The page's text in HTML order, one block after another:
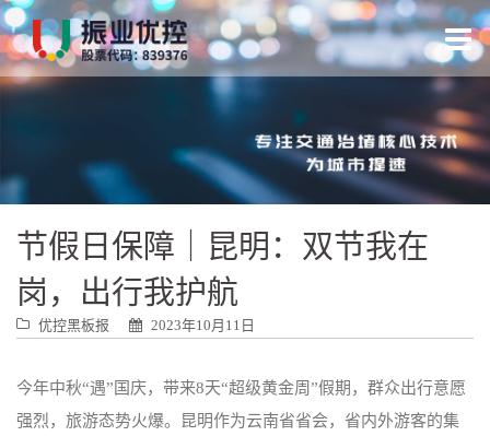
跳
转
到
内
节假日保障｜昆明：双节我在
岗，出行我护航
优控黑板报 2023年10月11日
今年中秋“遇”国庆，带来8天“超级黄金周”假期，群众出行意愿
强烈，旅游态势火爆。昆明作为云南省省会，省内外游客的集